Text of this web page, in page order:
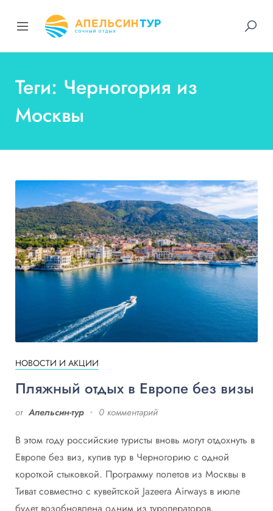
Теги: Черногория из
Москвы
НОВОСТИ И АКЦИИ
Пляжный отдых в Европе без визы
от Апельсин-тур 0 комментарий
В этом году российские туристы вновь могут отдохнуть в
Европе без виз, купив тур в Черногорию с одной
короткой стыковкой. Программу полетов из Москвы в
Тиват совместно с кувейтской Jazeera Airways в июле
будет возобновлена одним из туроператоров.